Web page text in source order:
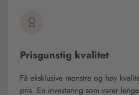
Prisgunstig kvalitet
Få eksklusive mønstre og høy
pris. En investering som varer